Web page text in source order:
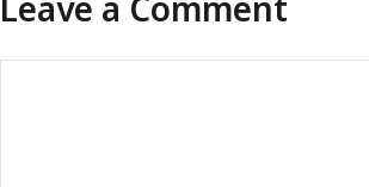
Leave a Comment